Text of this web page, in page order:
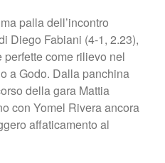
palla dell’incontro
Diego Fabiani (4-1, 2.23),
come rilievo nel
a Godo. Dalla panchina
della gara Mattia
con Yomel Rivera ancora
affaticamento al